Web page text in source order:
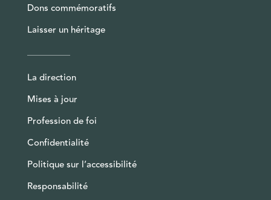
Dons commémoratifs
Laisser un héritage
La direction
Mises à jour
Profession de foi
Confidentialité
Politique sur l’accessibilité
Responsabilité